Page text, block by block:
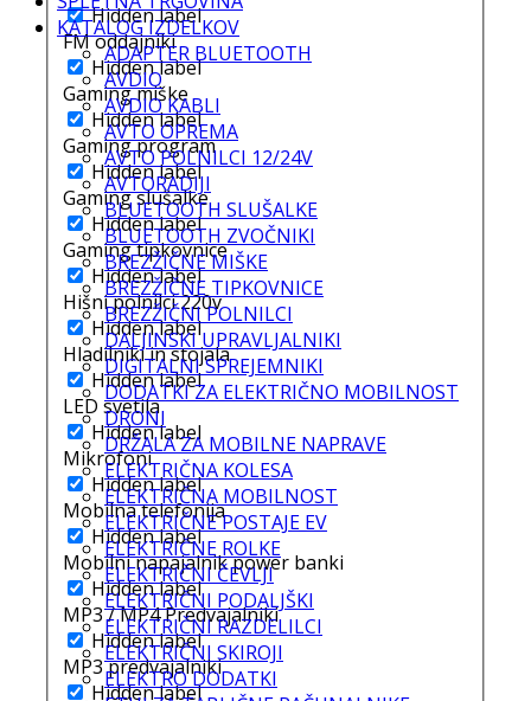
Hidden label
FM oddajniki
Hidden label
Gaming miške
Hidden label
Gaming program
Hidden label
Gaming slušalke
Hidden label
Gaming tipkovnice
Hidden label
Hišni polnilci 220v
Hidden label
Hladilniki in stojala
Hidden label
LED svetila
Hidden label
Mikrofoni
Hidden label
Mobilna telefonija
Hidden label
Mobilni napajalnik power banki
Hidden label
MP3 / MP4 Predvajalniki
Hidden label
MP3 predvajalniki
Hidden label
KATALOG IZDELKOV
ADAPTER BLUETOOTH
AVDIO
AVDIO KABLI
AVTO OPREMA
AVTO POLNILCI 12/24V
AVTORADIJI
BLUETOOTH SLUŠALKE
BLUETOOTH ZVOČNIKI
BREZŽIČNE MIŠKE
BREZŽIČNE TIPKOVNICE
BREZŽIČNI POLNILCI
DALJINSKI UPRAVLJALNIKI
DIGITALNI SPREJEMNIKI
DODATKI ZA ELEKTRIČNO MOBILNOST
DRONI
DRŽALA ZA MOBILNE NAPRAVE
ELEKTRIČNA KOLESA
ELEKTRIČNA MOBILNOST
ELEKTRIČNE POSTAJE EV
ELEKTRIČNE ROLKE
ELEKTRIČNI ČEVLJI
ELEKTRIČNI PODALJŠKI
ELEKTRIČNI RAZDELILCI
ELEKTRIČNI SKIROJI
ELEKTRO DODATKI